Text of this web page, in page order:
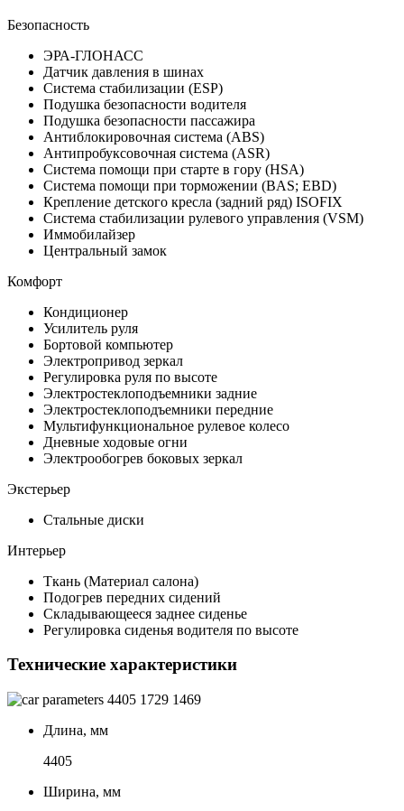
Безопасность
ЭРА-ГЛОНАСС
Датчик давления в шинах
Система стабилизации (ESP)
Подушка безопасности водителя
Подушка безопасности пассажира
Антиблокировочная система (ABS)
Антипробуксовочная система (ASR)
Система помощи при старте в гору (HSA)
Система помощи при торможении (BAS; EBD)
Крепление детского кресла (задний ряд) ISOFIX
Система стабилизации рулевого управления (VSM)
Иммобилайзер
Центральный замок
Комфорт
Кондиционер
Усилитель руля
Бортовой компьютер
Электропривод зеркал
Регулировка руля по высоте
Электростеклоподъемники задние
Электростеклоподъемники передние
Мультифункциональное рулевое колесо
Дневные ходовые огни
Электрообогрев боковых зеркал
Экстерьер
Стальные диски
Интерьер
Ткань (Материал салона)
Подогрев передних сидений
Складывающееся заднее сиденье
Регулировка сиденья водителя по высоте
Технические характеристики
4405 1729 1469
Длина, мм
4405
Ширина, мм